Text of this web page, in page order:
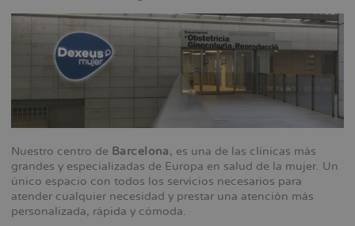
Nuestro centro de Barcelona, es una de las clínicas más
grandes y especializadas de Europa en salud de la mujer. Un
único espacio con todos los servicios necesarios para
atender cualquier necesidad y prestar una atención más
personalizada, rápida y cómoda.